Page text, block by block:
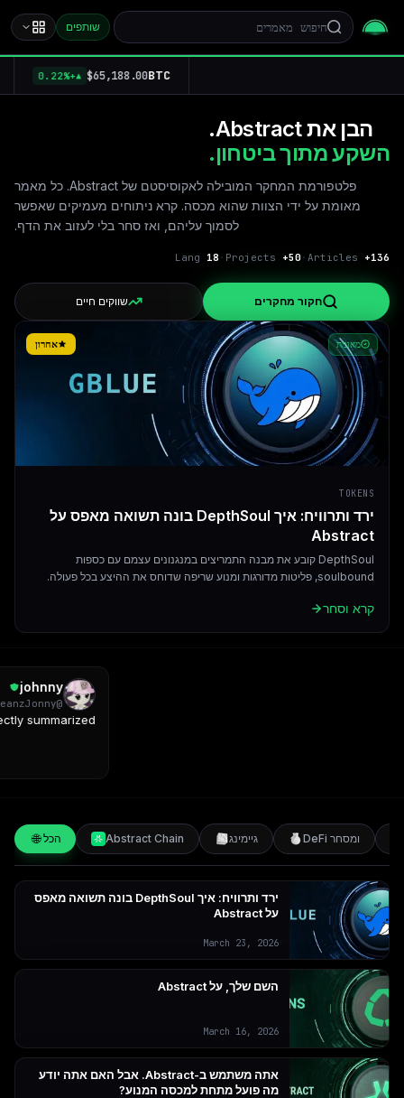
שותפים
BTC
$65,188.00
▲
+0.22%
הבן את Abstract.
השקע מתוך ביטחון.
פלטפורמת המחקר המובילה לאקוסיסטם של Abstract. כל מאמר
מאומת על ידי הצוות שהוא מכסה. קרא ניתוחים מעמיקים שאפשר
לסמוך עליהם, ואז סחר בלי לעזוב את הדף.
136
+
·
50+
·
18
חקור מחקרים שווקים חיים
אחרון מאומת
TOKENS
ירד ותרוויח: איך DepthSoul בונה תשואה מאפס על
Abstract
DepthSoul קובע את מבנה התמריצים במנגנונים עצמם עם כספות
soulbound, פליטות מדורגות ומנוע שריפה שדוחס את ההיצע בכל פעולה.
קרא וסחר
@
🌐 הכל Abstract Chain גיימינג DeFi ומסחר
ירד ותרוויח: איך DepthSoul בונה תשואה מאפס
על Abstract
March 23, 2026
השם שלך, על Abstract
March 16, 2026
אתה משתמש ב-Abstract. אבל האם אתה יודע
מה פועל מתחת למכסה המנוע?